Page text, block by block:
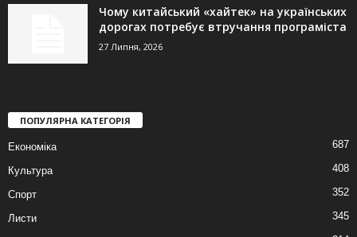
Чому китайський «хайтек» на українських
дорогах потребує втручання програміста
27 Липня, 2026
ПОПУЛЯРНА КАТЕГОРІЯ
Економіка 687
Культура 408
Спорт 352
Листи 345